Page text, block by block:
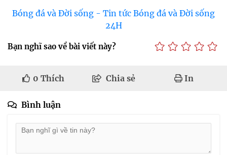
Bóng đá và Đời sống - Tin tức Bóng đá và Đời sống
24H
Bạn nghĩ sao về bài viết này?
0 Thích Chia sẻ In
Bình luận